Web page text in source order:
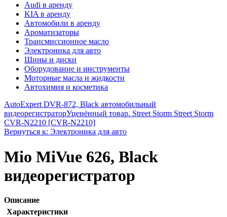
Audi в аренду
KIA в аренду
Автомобили в аренду
Ароматизаторы
Трансмиссионное масло
Электроника для авто
Шины и диски
Оборудование и инструменты
Моторные масла и жидкости
Автохимия и косметика
AutoExpert DVR-872, Black автомобильный
видеорегистраторУценённый товар. Street Storm Street Storm
CVR-N2210 [CVR-N2210]
Вернуться к: Электроника для авто
Mio MiVue 626, Black
видеорегистратор
Описание
Характеристики